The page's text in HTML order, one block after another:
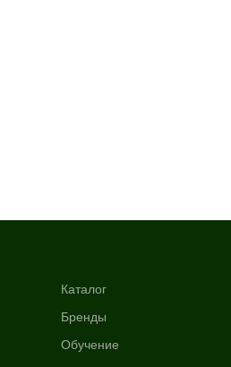
Каталог
Бренды
Обучение